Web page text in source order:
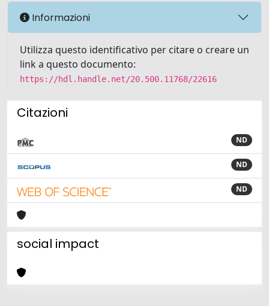
Informazioni
Utilizza questo identificativo per citare o creare un
link a questo documento:
https://hdl.handle.net/20.500.11768/22616
Citazioni
ND
ND
ND
social impact